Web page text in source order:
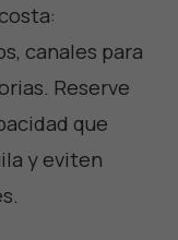
canales para
Reserve
que
y eviten